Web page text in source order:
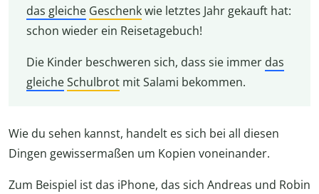
das gleiche Geschenkwie letztes Jahr gekauft hat:
schon wieder ein Reisetagebuch!
Die Kinder beschweren sich, dass sie immer das
gleicheSchulbrotmit Salami bekommen.
Wie du sehen kannst, handelt es sich bei all diesen
Dingen gewissermaßen um Kopien voneinander.
Zum Beispiel ist das iPhone, das sich Andreas und Robin